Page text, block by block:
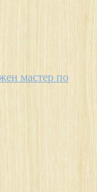
мастер по